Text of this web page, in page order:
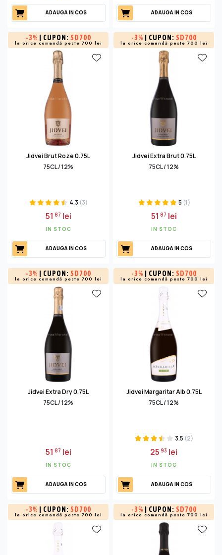
ADAUGA IN COS ADAUGA IN COS
-3% | CUPON: SD700
la orice comandă peste 700 lei
Jidvei Brut Roze 0.75L
75CL / 12%
4.3 (3)
5187 lei
IN STOC
ADAUGA IN COS
-3% | CUPON: SD700
la orice comandă peste 700 lei
Jidvei Extra Brut 0.75L
75CL / 12%
5 (1)
5187 lei
IN STOC
ADAUGA IN COS
-3% | CUPON: SD700
la orice comandă peste 700 lei
Jidvei Extra Dry 0.75L
75CL / 12%
5187 lei
IN STOC
ADAUGA IN COS
-3% | CUPON: SD700
la orice comandă peste 700 lei
Jidvei Margaritar Alb 0.75L
75CL / 12%
3.5 (2)
2593 lei
IN STOC
ADAUGA IN COS
-3% | CUPON: SD700
la orice comandă peste 700 lei
-3% | CUPON: SD700
la orice comandă peste 700 lei